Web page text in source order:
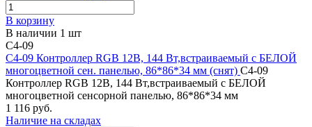
В корзину
В наличии 1 шт
C4-09
C4-09 Контроллер RGB 12В, 144 Вт,встраиваемый с БЕЛОЙ
многоцветной сен. панелью, 86*86*34 мм (снят) C4-09
Контроллер RGB 12В, 144 Вт,встраиваемый с БЕЛОЙ
многоцветной сенсорной панелью, 86*86*34 мм
1 116 руб.
Наличие на складах